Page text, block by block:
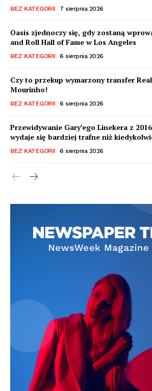
BEZ KATEGORII 7 sierpnia 2026
Oasis zjednoczy się, gdy zostaną
and Roll Hall of Fame w Los Angeles
BEZ KATEGORII 6 sierpnia 2026
Czy to przekup wymarzony transfer
Mourinho!
BEZ KATEGORII 6 sierpnia 2026
Przewidywanie Gary’ego Linekera z
wydaje się bardziej trafne niż
BEZ KATEGORII 6 sierpnia 2026